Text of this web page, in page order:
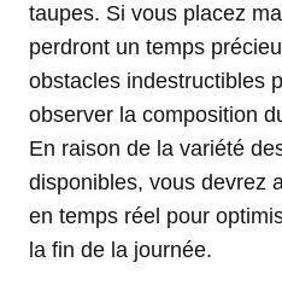
taupes. Si vous placez
perdront un temps
obstacles indestructibles
observer la composition
En raison de la variété
disponibles, vous devrez
en temps réel pour
la fin de la journée.